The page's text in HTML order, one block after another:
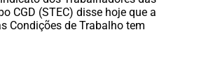
CGD (STEC) disse hoje que a
Condições de Trabalho tem